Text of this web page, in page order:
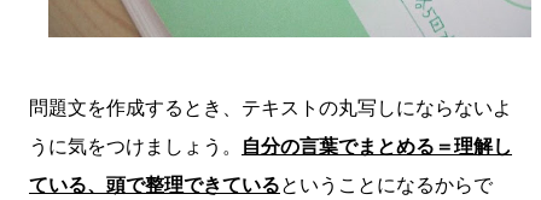
問題文を作成するとき、テキストの丸写しにならないよ
うに気をつけましょう。
自分の言葉でまとめる＝理解し
ている、頭で整理できているということになるからで